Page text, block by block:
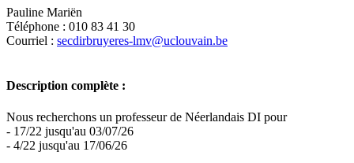
Pauline Mariën
Téléphone : 010 83 41 30
Courriel : secdirbruyeres-lmv@uclouvain.be
Description complète :
Nous recherchons un professeur de Néerlandais DI pour
- 17/22 jusqu'au 03/07/26
- 4/22 jusqu'au 17/06/26